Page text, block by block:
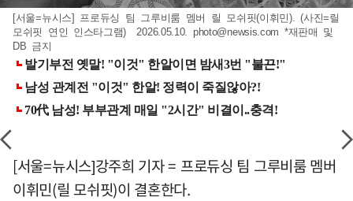
[서울=뉴시스] 프로듀싱 팀 그루비룸 멤버 릴 모쉬핏(이휘민). (사진=릴
모쉬핏 연인 인스타그램) 2026.05.10. photo@newsis.com *재판매 및
DB 금지
[서울=뉴시스]강주희 기자 = 프로듀싱 팀 그루비룸 멤버
이휘민(릴 모쉬핏)이 결혼한다.